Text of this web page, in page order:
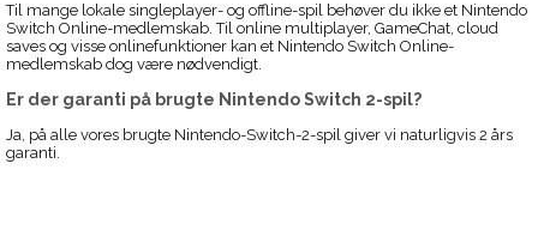
Til mange lokale singleplayer- og offline-spil behøver du ikke et Nintendo
Switch Online-medlemskab. Til online multiplayer, GameChat, cloud
saves og visse onlinefunktioner kan et Nintendo Switch Online-
medlemskab dog være nødvendigt.
Er der garanti på brugte Nintendo Switch 2-spil?
Ja, på alle vores brugte Nintendo-Switch-2-spil giver vi naturligvis 2 års
garanti.